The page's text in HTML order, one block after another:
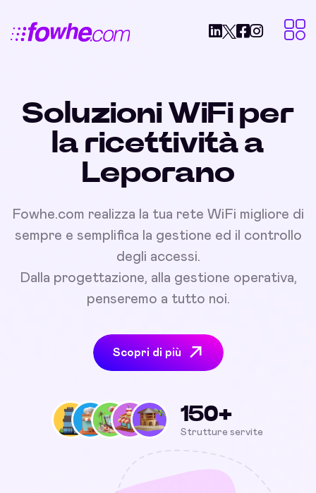
Soluzioni WiFi per
la ricettività a
Leporano
Fowhe.com realizza la tua rete WiFi migliore di
sempre e semplifica la gestione ed il controllo
degli accessi.
Dalla progettazione, alla gestione operativa,
penseremo a tutto noi.
Scopri di più
150+
Strutture servite